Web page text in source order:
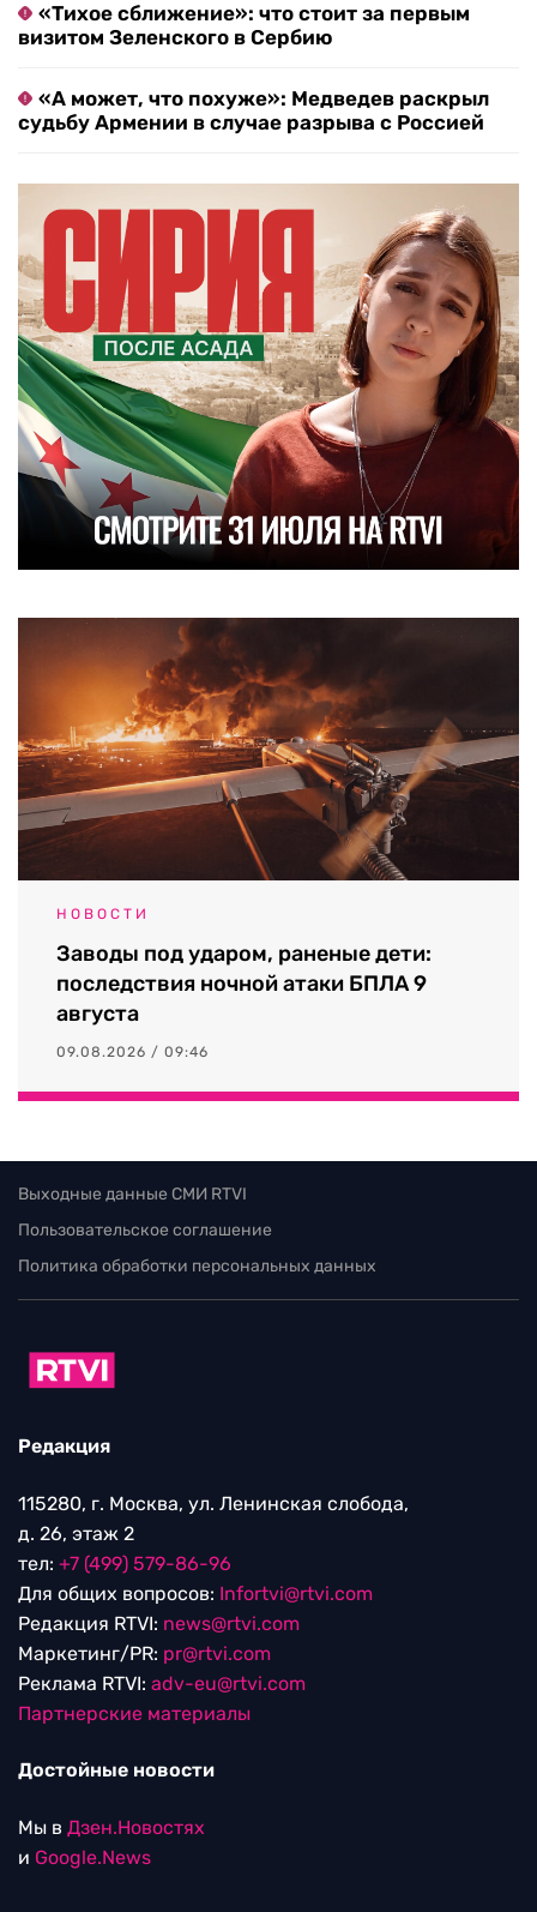
«Тихое сближение»: что стоит за первым
визитом Зеленского в Сербию
«А может, что похуже»: Медведев раскрыл
судьбу Армении в случае разрыва с Россией
НОВОСТИ
Заводы под ударом, раненые дети:
последствия ночной атаки БПЛА 9
августа
09.08.2026 / 09:46
Выходные данные СМИ RTVI
Пользовательское соглашение
Политика обработки персональных данных
Редакция
115280, г. Москва, ул. Ленинская слобода,
д. 26, этаж 2
тел: +7 (499) 579-86-96
Для общих вопросов: Infortvi@rtvi.com
Редакция RTVI: news@rtvi.com
Маркетинг/PR: pr@rtvi.com
Реклама RTVI: adv-eu@rtvi.com
Партнерские материалы
Достойные новости
Мы в Дзен.Новостях
и Google.News